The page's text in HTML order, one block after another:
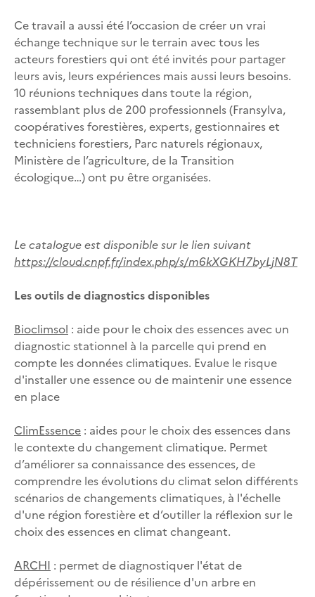
Ce travail a aussi été l’occasion de créer un vrai
échange technique sur le terrain avec tous les
acteurs forestiers qui ont été invités pour partager
leurs avis, leurs expériences mais aussi leurs besoins.
10 réunions techniques dans toute la région,
rassemblant plus de 200 professionnels (Fransylva,
coopératives forestières, experts, gestionnaires et
techniciens forestiers, Parc naturels régionaux,
Ministère de l’agriculture, de la Transition
écologique…) ont pu être organisées.
Le catalogue est disponible sur le lien suivant
https://cloud.cnpf.fr/index.php/s/m6kXGKH7byLjN8T
Les outils de diagnostics disponibles
Bioclimsol : aide pour le choix des essences avec un
diagnostic stationnel à la parcelle qui prend en
compte les données climatiques. Evalue le risque
d'installer une essence ou de maintenir une essence
en place
ClimEssence : aides pour le choix des essences dans
le contexte du changement climatique. Permet
d’améliorer sa connaissance des essences, de
comprendre les évolutions du climat selon différents
scénarios de changements climatiques, à l'échelle
d'une région forestière et d’outiller la réflexion sur le
choix des essences en climat changeant.
ARCHI : permet de diagnostiquer l'état de
dépérissement ou de résilience d'un arbre en